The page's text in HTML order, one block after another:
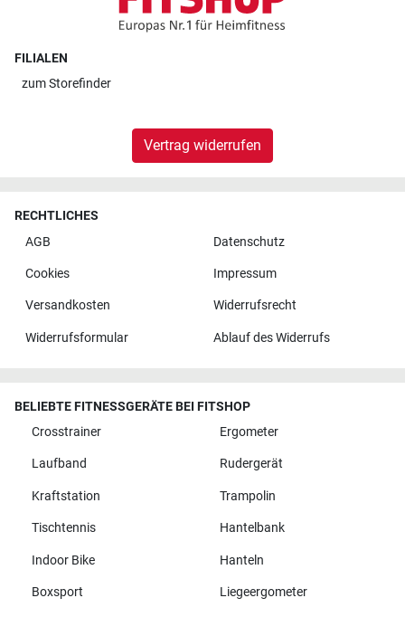
FILIALEN
zumStorefinder
Vertrag widerrufen
RECHTLICHES
AGB
Datenschutz
Cookies Impressum
Versandkosten Widerrufsrecht
Widerrufsformular Ablauf des Widerrufs
BELIEBTE FITNESSGERÄTE BEI FITSHOP
Crosstrainer
Ergometer
Laufband Rudergerät
Kraftstation Trampolin
Tischtennis Hantelbank
Indoor Bike Hanteln
Boxsport Liegeergometer